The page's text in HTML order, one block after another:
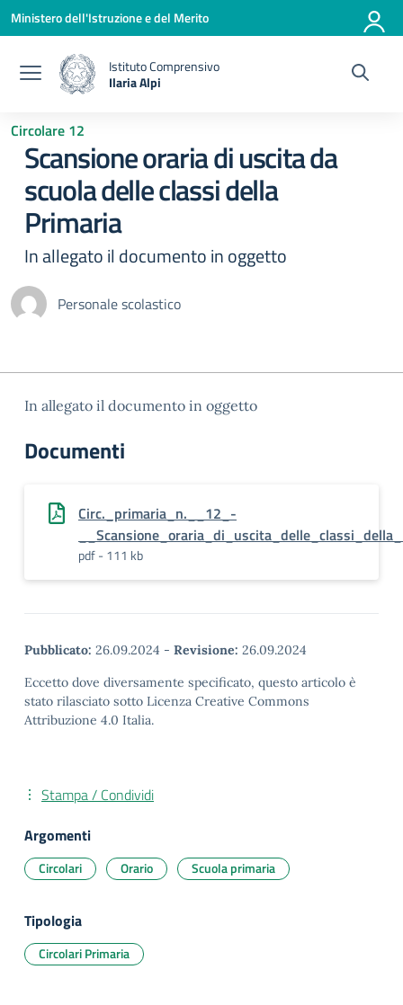
Vai ai contenuti
Vai al menu di navigazione
Vai al footer
Ministero dell'Istruzione e del Merito
Istituto Comprensivo
Ilaria Alpi
Circolare 12
Scansione oraria di uscita da
scuola delle classi della
Primaria
In allegato il documento in oggetto
Personale scolastico
In allegato il documento in oggetto
Documenti
Circ._primaria_n.__12_-
pdf - 111 kb
Pubblicato: 26.09.2024 - Revisione: 26.09.2024
Eccetto dove diversamente specificato, questo articolo è
stato rilasciato sotto Licenza Creative Commons
Attribuzione 4.0 Italia.
Stampa / Condividi
Argomenti
Circolari Orario Scuola primaria
Tipologia
Circolari Primaria